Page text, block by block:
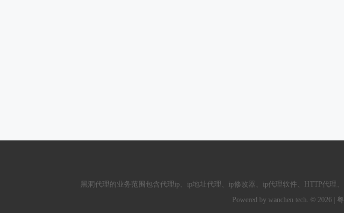
黑洞代理的业务范围包含代理ip 、ip地址代理、ip修改器、 ip代理软件 HTTP代理
Powered by wanchen tech. © 2026 |